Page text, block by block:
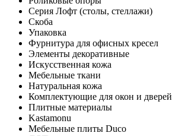
Серия Лофт (столы, стеллажи)
Скоба
Упаковка
Фурнитура для офисных кресел
Элементы декоративные
Искусственная кожа
Мебельные ткани
Натуральная кожа
Комплектующие для окон и дверей
Плитные материалы
Kastamonu
Мебельные плиты Duco